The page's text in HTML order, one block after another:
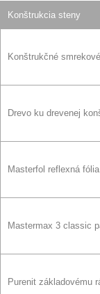
Konštrukcia steny
Konštrukčné
Drevo ku drevenej
Masterfol reflexná
Mastermax 3 classic
Purenit základovému